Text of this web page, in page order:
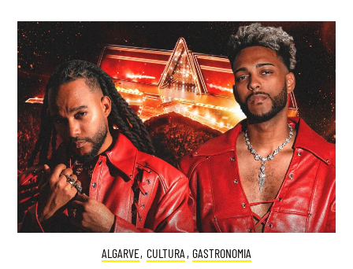
ALGARVE, CULTURA , GASTRONOMIA